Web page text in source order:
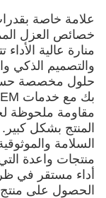
علامة خاصة
خصائص العزل
منارة عالية الأداء
والتصميم الذكي
حلول مخصصة
بك مع خدمات OEM لدينا.
مقاومة ملحوظة
المنتج بشكل كبير.
السلامة
منتجات واعدة
أداء مستقر في
الحصول على